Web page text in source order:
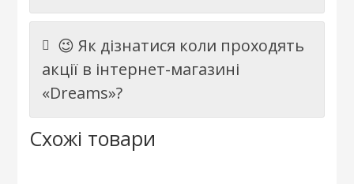
😉 Як дізнатися коли проходять
акції в інтернет-магазині
«Dreams»?
Схожі товари